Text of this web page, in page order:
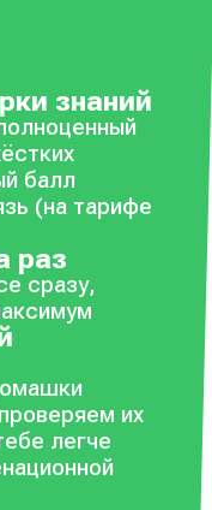
знаний
балл
(на тарифе
раз
сразу,
их
легче